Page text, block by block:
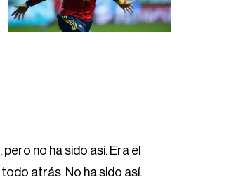
no ha sido así. Era el
atrás. No ha sido así.